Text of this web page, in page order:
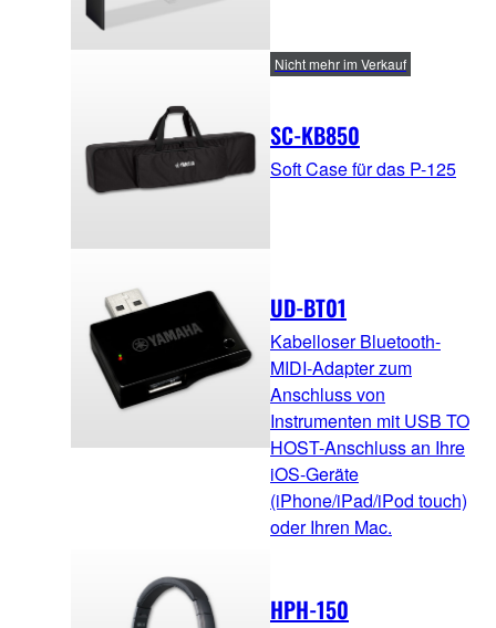
SC-KB850
Nicht mehr im Verkauf
Soft Case für das P-125
UD-BT01
Kabelloser Bluetooth-
MIDI-Adapter zum
Anschluss von
Instrumenten mit USB TO
HOST-Anschluss an Ihre
iOS-Geräte
(iPhone/iPad/iPod touch)
oder Ihren Mac.
HPH-150